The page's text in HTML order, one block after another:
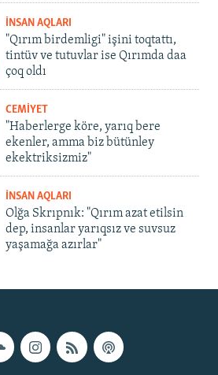
İNSAN AQLARI
"Qırım birdemligi" işini toqtattı,
tintüv ve tutuvlar ise Qırımda daa
çoq oldı
CEMİYET
"Haberlerge köre, yarıq bere
ekenler, amma biz bütünley
ekektriksizmiz"
İNSAN AQLARI
Olğa Skrıpnık: "Qırım azat etilsin
dep, insanlar yarıqsız ve suvsuz
yaşamağa azırlar"